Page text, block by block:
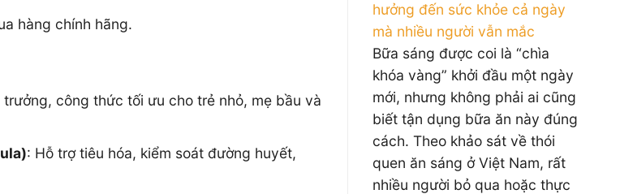
hàng chính hãng.
công thức tối ưu cho trẻ nhỏ, mẹ bầu và
: Hỗ trợ tiêu hóa, kiểm soát đường huyết,
hưởng đến sức khỏe cả ngày
mà nhiều người vẫn mắc
Bữa sáng được coi là “chìa
khóa vàng” khởi đầu một ngày
mới, nhưng không phải ai cũng
biết tận dụng bữa ăn này đúng
cách. Theo khảo sát về thói
quen ăn sáng ở Việt Nam, rất
nhiều người bỏ qua hoặc thực